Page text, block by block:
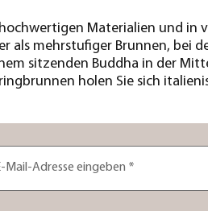
Materialien und in
mehrstufiger Brunnen, bei
sitzenden Buddha in der
holen Sie sich
Mail-Adresse eingeben *